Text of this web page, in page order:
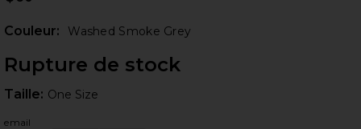
Couleur: Washed Smoke Grey
Rupture de stock
Taille: One Size
email